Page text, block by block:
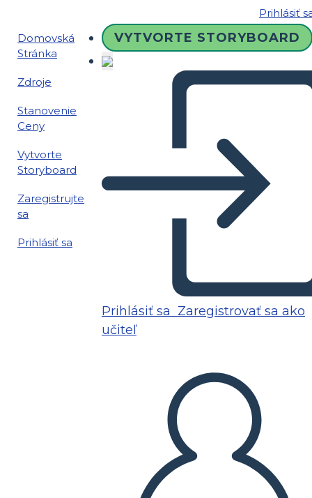
Prihlásiť
Domovská
Stránka
Zdroje
Stanovenie
Ceny
Vytvorte
Storyboard
Zaregistrujte
sa
Prihlásiť sa
VYTVORTE STORYBOARD
Prihlásiť sa Zaregistrovať sa ako
učiteľ